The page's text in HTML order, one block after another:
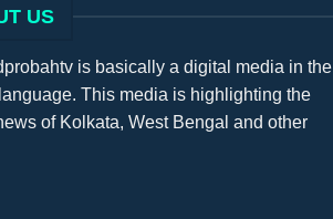
US
is basically a digital media in the
This media is highlighting the
of Kolkata, West Bengal and other